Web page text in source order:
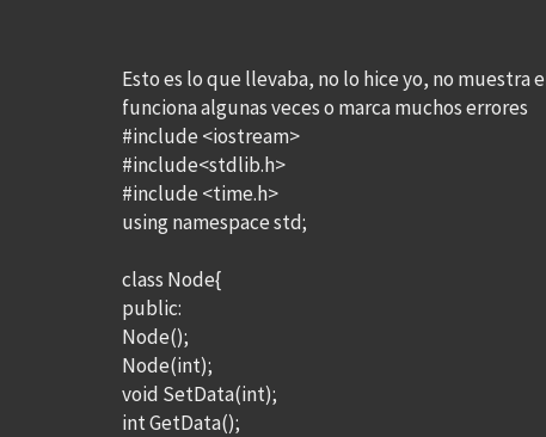
Esto es lo que llevaba, no lo hice yo, no muestra
funciona algunas veces o marca muchos errores
#include <iostream>
#include<stdlib.h>
#include <time.h>
using namespace std;
class Node{
public:
Node();
Node(int);
void SetData(int);
int GetData();